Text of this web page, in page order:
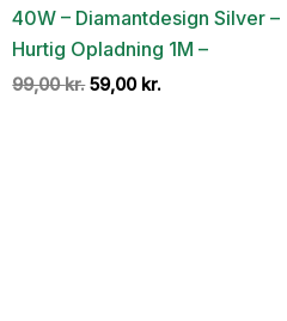
40W – Diamantdesign Silver –
Hurtig Opladning 1M –
99,00kr. Den
59,00 kr.